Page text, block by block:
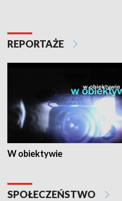
REPORTAŻE
W obiektywie
SPOŁECZEŃSTWO